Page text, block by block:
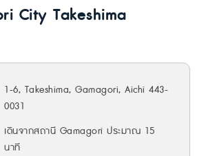
City Takeshima
1-6, Takeshima, Gamagori, Aichi 443-
0031
เดินจากสถานี Gamagori ประมาณ 15
นาที